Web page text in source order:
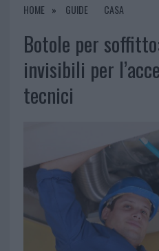
HOME GUIDE CASA
Botole per
invisibili per
tecnici